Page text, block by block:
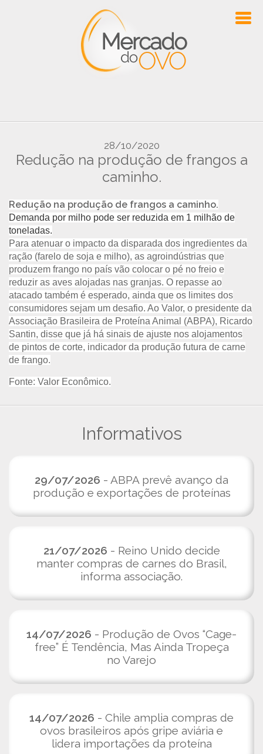
28/10/2020
Redução na produção de frangos a
caminho.
Redução na produção de frangos a caminho.
Demanda por milho pode ser reduzida em 1 milhão de
toneladas.
Para atenuar o impacto da disparada dos ingredientes da
ração (farelo de soja e milho), as agroindústrias que
produzem frango no país vão colocar o pé no freio e
reduzir as aves alojadas nas granjas. O repasse ao
atacado também é esperado, ainda que os limites dos
consumidores sejam um desafio. Ao Valor, o presidente da
Associação Brasileira de Proteína Animal (ABPA), Ricardo
Santin, disse que já há sinais de ajuste nos alojamentos
de pintos de corte, indicador da produção futura de carne
de frango.
Fonte: Valor Econômico.
Informativos
29/07/2026 - ABPA prevê avanço da
produção e exportações de proteínas
21/07/2026 - Reino Unido decide
manter compras de carnes do Brasil,
informa associação.
14/07/2026 - Produção de Ovos “Cage-
free” É Tendência, Mas Ainda Tropeça
no Varejo
14/07/2026 - Chile amplia compras de
ovos brasileiros após gripe aviária e
lidera importações da proteína